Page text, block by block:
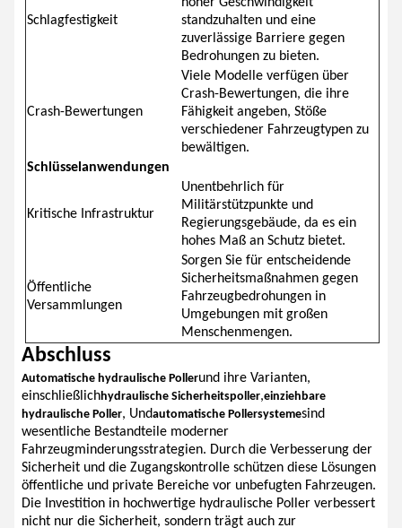
Schlagfestigkeit
standzuhalten und eine
zuverlässige Barriere gegen
Bedrohungen zu bieten.
Crash-Bewertungen
Viele Modelle verfügen über
Crash-Bewertungen, die ihre
Fähigkeit angeben, Stöße
verschiedener Fahrzeugtypen zu
bewältigen.
Schlüsselanwendungen
Kritische Infrastruktur
Unentbehrlich für
Militärstützpunkte und
Regierungsgebäude, da es ein
hohes Maß an Schutz bietet.
Öffentliche
Versammlungen
Sorgen Sie für entscheidende
Sicherheitsmaßnahmen gegen
Fahrzeugbedrohungen in
Umgebungen mit großen
Menschenmengen.
Abschluss
Automatische hydraulische Pollerund ihre Varianten,
einschließlichhydraulische Sicherheitspoller,einziehbare
hydraulische Poller, Undautomatische Pollersystemesind
wesentliche Bestandteile moderner
Fahrzeugminderungsstrategien. Durch die Verbesserung der
Sicherheit und die Zugangskontrolle schützen diese Lösungen
öffentliche und private Bereiche vor unbefugten Fahrzeugen.
Die Investition in hochwertige hydraulische Poller verbessert
nicht nur die Sicherheit, sondern trägt auch zur